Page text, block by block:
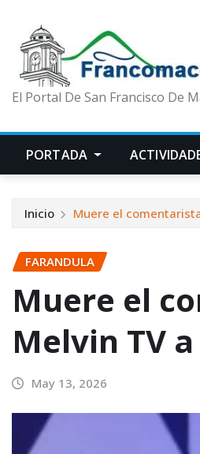
El Portal De San Francisco De
PORTADA
Inicio Muere el
FARANDULA
Muere el
Melvin TV
May 13, 2026